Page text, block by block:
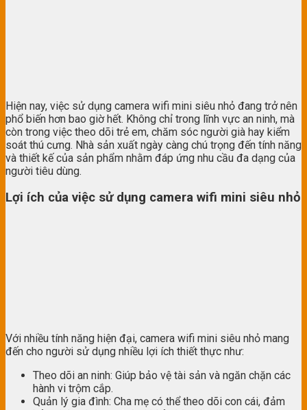
Hiện nay, việc sử dụng camera wifi mini siêu nhỏ đang trở nên
phổ biến hơn bao giờ hết. Không chỉ trong lĩnh vực an ninh, mà
còn trong việc theo dõi trẻ em, chăm sóc người già hay kiểm
soát thú cưng. Nhà sản xuất ngày càng chú trọng đến tính năng
và thiết kế của sản phẩm nhằm đáp ứng nhu cầu đa dạng của
người tiêu dùng.
Lợi ích của việc sử dụng camera wifi mini siêu nhỏ
Với nhiều tính năng hiện đại, camera wifi mini siêu nhỏ mang
đến cho người sử dụng nhiều lợi ích thiết thực như:
Theo dõi an ninh: Giúp bảo vệ tài sản và ngăn chặn các
hành vi trộm cắp.
Quản lý gia đình: Cha mẹ có thể theo dõi con cái, đảm